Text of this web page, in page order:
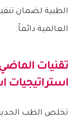
الطبية لضمان
العالمية دائماً.
تقنيات
استراتيجيات
تخلص الطب الحديث